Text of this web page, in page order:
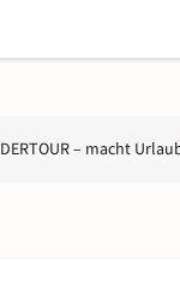
DERTOUR – macht